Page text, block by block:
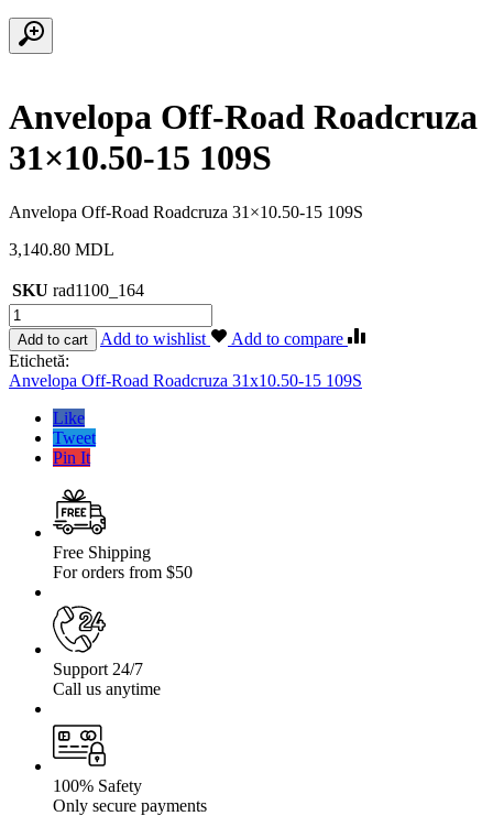
Anvelopa Off-Road Roadcruza
31×10.50-15 109S
Anvelopa Off-Road Roadcruza 31×10.50-15 109S
3,140.80 MDL
SKU rad1100_164
Cantitate
Anvelopa
Off-
Road
Roadcruza
31×10.50-
Add to cart Add to wishlist
Add to compare
Etichetă:
Anvelopa Off-Road Roadcruza 31x10.50-15 109S
Like
Tweet
Pin It
Free Shipping
For orders from $50
Support 24/7
Call us anytime
100% Safety
Only secure payments